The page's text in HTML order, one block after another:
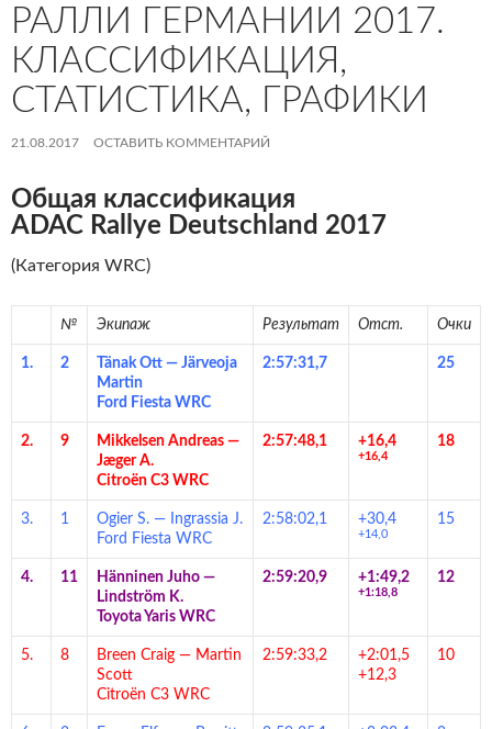
РАЛЛИ ГЕРМАНИИ 2017.
КЛАССИФИКАЦИЯ,
СТАТИСТИКА, ГРАФИКИ
21.08.2017 ОСТАВИТЬ КОММЕНТАРИЙ
Общая классификация
ADAC Rallye Deutschland 2017
(Категория WRC)
№ Экипаж Результат Отст. Очки
1. 2
Tänak Ott — Järveoja
Martin
Ford Fiesta WRC
2:57:31,7 25
2. 9
Mikkelsen Andreas —
Jæger A.
Citroën C3 WRC
2:57:48,1 +16,4
+16,4
18
3. 1
Ogier S. — Ingrassia J.
Ford Fiesta WRC
2:58:02,1 +30,4
+14,0
15
4. 11
Hänninen Juho —
Lindström K.
Toyota Yaris WRC
2:59:20,9 +1:49,2
+1:18,8
12
5. 8
Breen Craig — Martin
Scott
Citroën C3 WRC
2:59:33,2
+2:01,5
+12,3
10